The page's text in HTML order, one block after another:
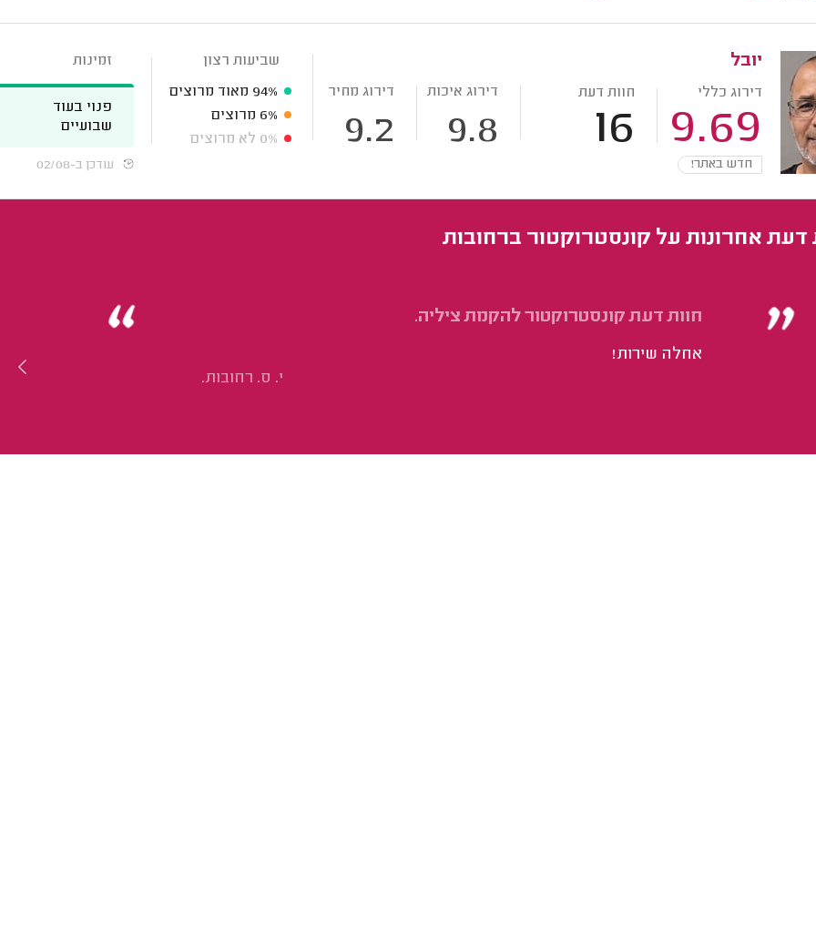
יובל
דירוג כללי
9.69
חוות דעת
16
דירוג איכות
9.8
דירוג מחיר
9.2
חדש באתר!
שביעות רצון
94% מאוד מרוצים
6% מרוצים
0% לא מרוצים
זמינות
פנוי בעוד
שבועיים
עודכן ב-02/08
דעת אחרונות על קונסטרוקטור ברחובות
חוות דעת קונסטרוקטור להקמת ציליה.
אחלה שירות!
י. ס. רחובות.